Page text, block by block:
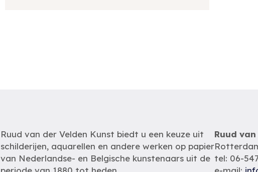
Ruud van der Velden Kunst biedt u een keuze uit
schilderijen, aquarellen en andere werken op papier
van Nederlandse- en Belgische kunstenaars uit de
Ruud
tel: 06-